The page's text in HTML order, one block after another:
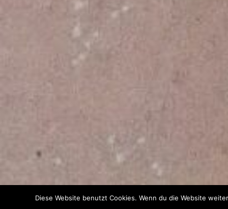
Diese Website benutzt Cookies. Wenn du die Website